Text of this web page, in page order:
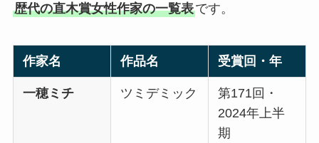
歴代の直木賞女性作家の一覧表です。
作家名 作品名 受賞回・年
一穂ミチ ツミデミック
第171回・
2024年上半
期